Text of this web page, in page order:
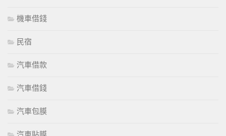
機車借錢
民宿
汽車借款
汽車借錢
汽車包膜